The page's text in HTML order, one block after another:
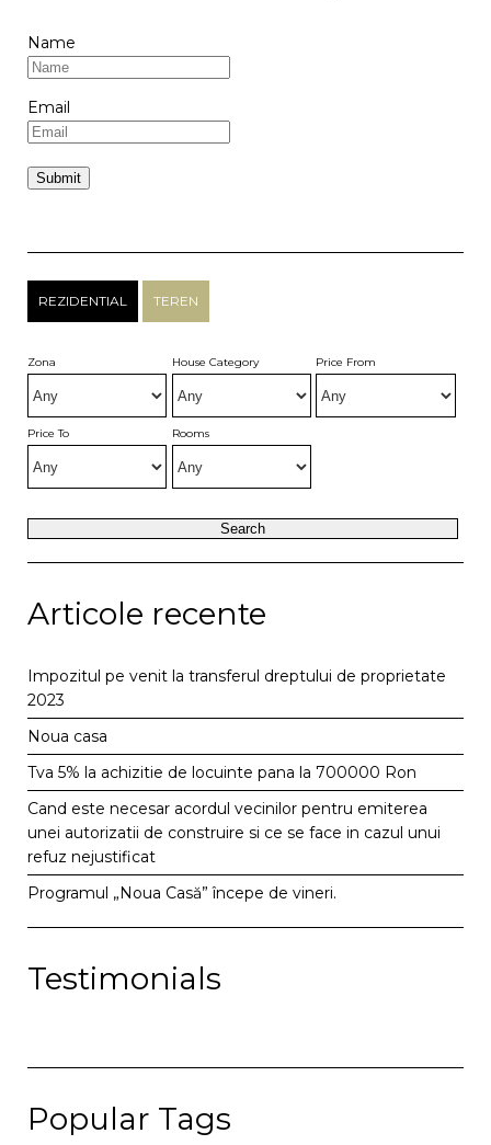
Name
Email
REZIDENTIAL TEREN
Zona House Category Price From
Price To Rooms
Articole recente
Impozitul pe venit la transferul dreptului de proprietate
2023
Noua casa
Tva 5% la achizitie de locuinte pana la 700000 Ron
Cand este necesar acordul vecinilor pentru emiterea
unei autorizatii de construire si ce se face in cazul unui
refuz nejustificat
Programul „Noua Casă” începe de vineri.
Testimonials
Popular Tags